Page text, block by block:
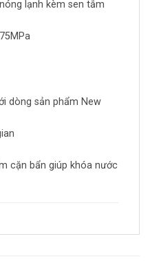
lạnh kèm sen tắm
dòng sản phẩm New
cặn bẩn giúp khóa nước